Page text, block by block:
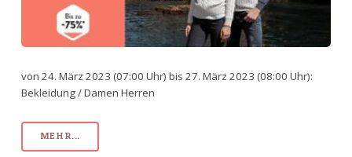
von 24. März 2023 (07:00 Uhr) bis 27. März 2023 (08:00 Uhr):
Bekleidung / Damen Herren
MEHR...